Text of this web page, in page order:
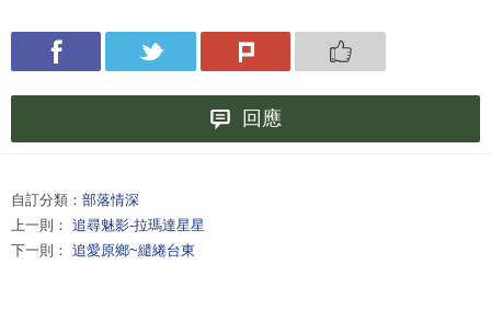
回應
自訂分類： 部落情深
上一則： 追尋魅影-拉瑪達星星
下一則： 追愛原鄉~繾綣台東